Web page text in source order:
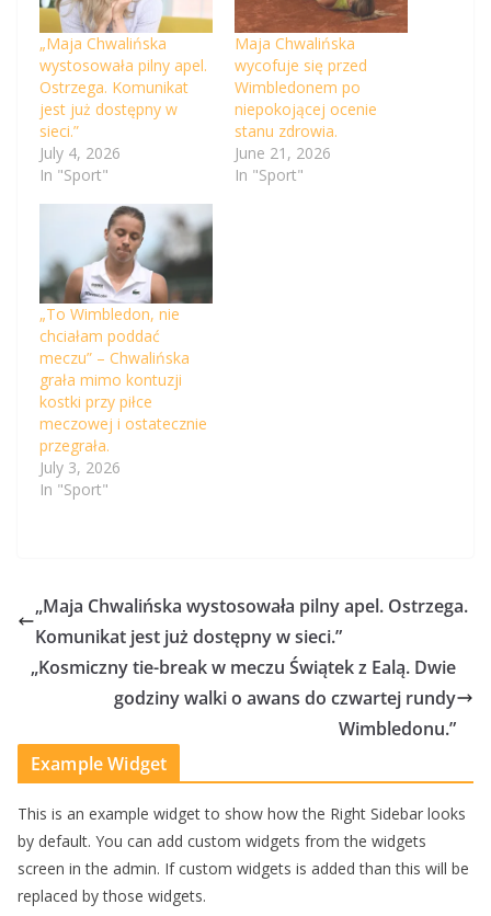
„Maja Chwalińska
wystosowała pilny apel.
Ostrzega. Komunikat
jest już dostępny w
sieci.”
July 4, 2026
In "Sport"
Maja Chwalińska
wycofuje się przed
Wimbledonem po
niepokojącej ocenie
stanu zdrowia.
June 21, 2026
In "Sport"
„To Wimbledon, nie
chciałam poddać
meczu” – Chwalińska
grała mimo kontuzji
kostki przy piłce
meczowej i ostatecznie
przegrała.
July 3, 2026
In "Sport"
„Maja Chwalińska wystosowała pilny apel. Ostrzega.
Komunikat jest już dostępny w sieci.”
„Kosmiczny tie-break w meczu Świątek z Ealą. Dwie
godziny walki o awans do czwartej rundy
Wimbledonu.”
Example Widget
This is an example widget to show how the Right Sidebar looks
by default. You can add custom widgets from the widgets
screen in the admin. If custom widgets is added than this will be
replaced by those widgets.